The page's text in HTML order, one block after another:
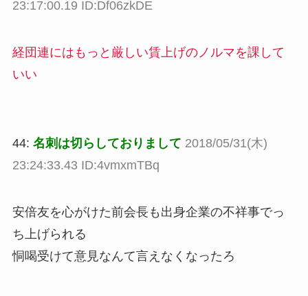
23:17:00.19 ID:Df06zkDE
経団連にはもっと厳しい賃上げのノルマを課して
いい
44: 名刺は切らしておりまして 2018/05/31(木)
23:24:33.43 ID:4vmxmTBq
安倍友を心がけた前会長も出身企業の不祥事でっ
ち上げられる
恫喝受けて意見なんて言えなくなったろ